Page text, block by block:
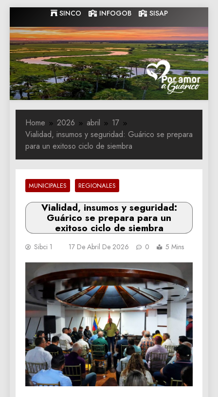
to
content
SINCO INFOGOB SISAP
Gobernacion
de Guarico
Gobernacion de Guarico
Home 2026 abril
17
Vialidad, insumos y seguridad: Guárico se prepara
para un exitoso ciclo de siembra
MUNICIPALES REGIONALES
Vialidad, insumos y seguridad:
Guárico se prepara para un
exitoso ciclo de siembra
Sibci 1 17 De Abril De 2026 0 5 Mins